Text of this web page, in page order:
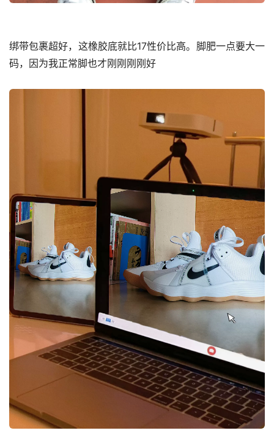
绑带包裹超好，这橡胶底就比17性价比高。脚肥一点要大一
码，因为我正常脚也才刚刚刚刚好